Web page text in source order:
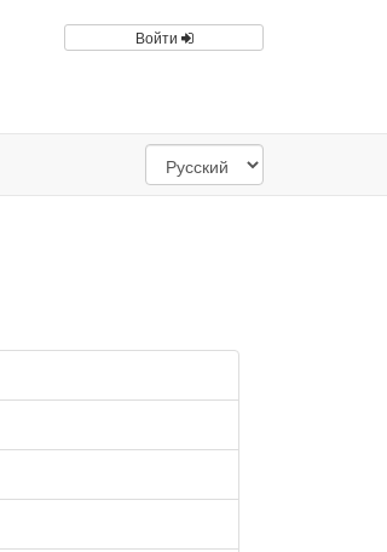
Войти